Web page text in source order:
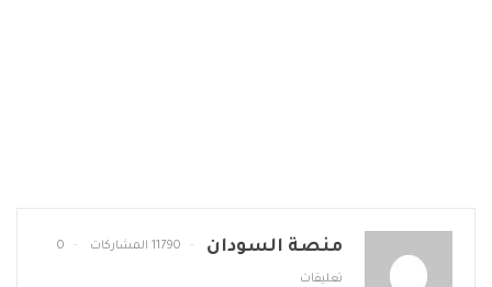
منصة السودان 11790 المشاركات 0
تعليقات